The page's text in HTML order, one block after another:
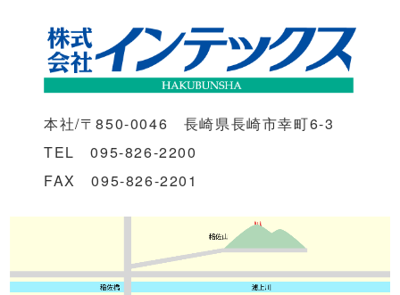
本社/〒850-0046 長崎県長崎市幸町6-3
TEL 095-826-2200
FAX 095-826-2201